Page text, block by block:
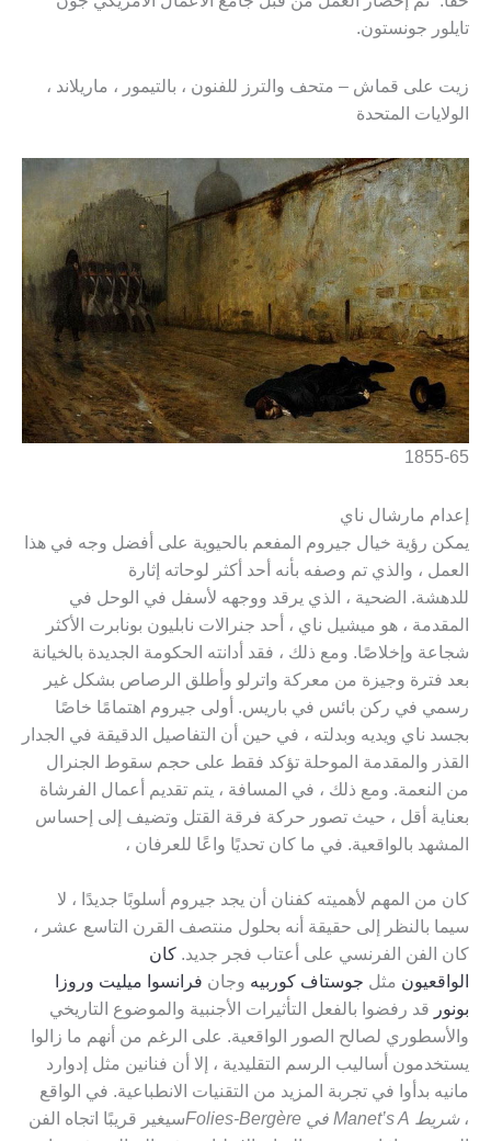
تايلور جونستون.
زيت على قماش – متحف والترز للفنون ، بالتيمور ، ماريلاند ،
الولايات المتحدة
1855-65
إعدام مارشال ناي
يمكن رؤية خيال جيروم المفعم بالحيوية على أفضل وجه في هذا
العمل ، والذي تم وصفه بأنه أحد أكثر لوحاته إثارة
للدهشة. الضحية ، الذي يرقد ووجهه لأسفل في الوحل في
المقدمة ، هو ميشيل ناي ، أحد جنرالات نابليون بونابرت الأكثر
شجاعة وإخلاصًا. ومع ذلك ، فقد أدانته الحكومة الجديدة بالخيانة
بعد فترة وجيزة من معركة واترلو وأطلق الرصاص بشكل غير
رسمي في ركن بائس في باريس. أولى جيروم اهتمامًا خاصًا
بجسد ناي ويديه وبدلته ، في حين أن التفاصيل الدقيقة في الجدار
القذر والمقدمة الموحلة تؤكد فقط على حجم سقوط الجنرال
من النعمة. ومع ذلك ، في المسافة ، يتم تقديم أعمال الفرشاة
بعناية أقل ، حيث تصور حركة فرقة القتل وتضيف إلى إحساس
المشهد بالواقعية. في ما كان تحديًا واعًا للعرفان ،
كان من المهم لأهميته كفنان أن يجد جيروم أسلوبًا جديدًا ، لا
سيما بالنظر إلى حقيقة أنه بحلول منتصف القرن التاسع عشر ،
كان الفن الفرنسي على أعتاب فجر جديد. كان
الواقعيون مثل جوستاف كوربيه وجان فرانسوا ميليت وروزا
بونور قد رفضوا بالفعل التأثيرات الأجنبية والموضوع التاريخي
والأسطوري لصالح الصور الواقعية. على الرغم من أنهم ما زالوا
يستخدمون أساليب الرسم التقليدية ، إلا أن فنانين مثل إدوارد
مانيه بدأوا في تجربة المزيد من التقنيات الانطباعية. في الواقع
،شريط Manet’s A في Folies-Bergère
سيغير قريبًا اتجاه الفن